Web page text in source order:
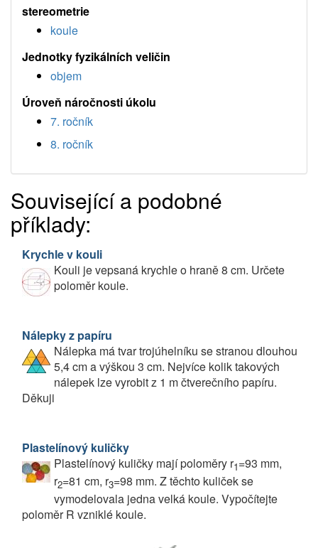
stereometrie
koule
Jednotky fyzikálních veličin
objem
Úroveň náročnosti úkolu
7. ročník
8. ročník
Související a podobné
příklady:
Krychle v kouli
Kouli je vepsaná krychle o hraně 8 cm. Určete
poloměr koule.
Nálepky z papíru
Nálepka má tvar trojúhelníku se stranou dlouhou
5,4 cm a výškou 3 cm. Nejvíce kolik takových
nálepek lze vyrobit z 1 m čtverečního papíru.
Děkuji
Plastelínový kuličky
Plastelínový kuličky mají poloměry r1=93 mm,
r2=81 cm, r3=98 mm. Z těchto kuliček se
vymodelovala jedna velká koule. Vypočítejte
poloměr R vzniklé koule.